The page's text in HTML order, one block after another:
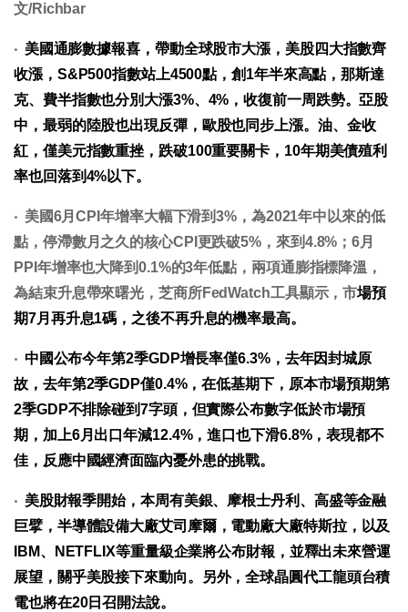
文/Richbar
‧ 美國通膨數據報喜，帶動全球股市大漲，美股四大指數齊
收漲，S&P500指數站上4500點，創1年半來高點，那斯達
克、費半指數也分別大漲3%、4%，收復前一周跌勢。亞股
中，最弱的陸股也出現反彈，歐股也同步上漲。油、金收
紅，僅美元指數重挫，跌破100重要關卡，10年期美債殖利
率也回落到4%以下。
‧ 美國6月CPI年增率大幅下滑到3%，為2021年中以來的低
點，停滯數月之久的核心CPI更跌破5%，來到4.8%；6月
PPI年增率也大降到0.1%的3年低點，兩項通膨指標降溫，
為結束升息帶來曙光，芝商所FedWatch工具顯示，市場預
期7月再升息1碼，之後不再升息的機率最高。
‧ 中國公布今年第2季GDP增長率僅6.3%，去年因封城原
故，去年第2季GDP僅0.4%，在低基期下，原本市場預期第
2季GDP不排除碰到7字頭，但實際公布數字低於市場預
期，加上6月出口年減12.4%，進口也下滑6.8%，表現都不
佳，反應中國經濟面臨內憂外患的挑戰。
‧ 美股財報季開始，本周有美銀、摩根士丹利、高盛等金融
巨擘，半導體設備大廠艾司摩爾，電動廠大廠特斯拉，以及
IBM、NETFLIX等重量級企業將公布財報，並釋出未來營運
展望，關乎美股接下來動向。另外，全球晶圓代工龍頭台積
電也將在20日召開法說。